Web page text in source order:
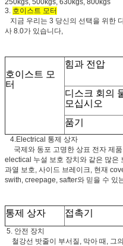
250kgs, 500kgs, 630kgs, 800kgs
3. 호이스트 모터
지금 우리는 3 당신의 선택을 위한
사 8.0가 있습니다,
호이스트 모
터
힘과 전압
디스크 회의
모십시오
품기
4.Electrical 통제 상자
국제와 동포 고명한 상표 전자 제
electical 누설 보호 장치와 같은 많은
과열 보호, 사이드 브레이크, 현재
swith, creepage, safter와 믿을 수 있
통제 상자 접촉기
5. 안전 장치
철강선 밧줄이 부서질, 막아 때, 그